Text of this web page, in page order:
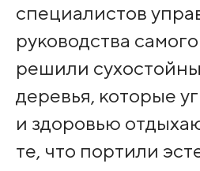
специалистов
руководства
решили
деревья, которые
и здоровью
те, что портили